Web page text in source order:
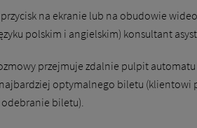
na ekranie lub na obudowie
polskim i angielskim) konsultant
przejmuje zdalnie pulpit
optymalnego biletu (klientowi
odebranie biletu).